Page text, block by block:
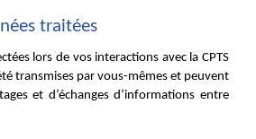
traitées
lors de vos interactions avec la CPTS
transmises par vous-mêmes et peuvent
et d’échanges d’informations entre